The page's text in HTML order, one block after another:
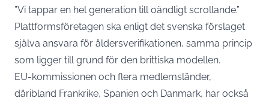
”Vi tappar en hel generation till oändligt scrollande.”
Plattformsföretagen ska enligt det svenska förslaget
själva ansvara för åldersverifikationen, samma princip
som ligger till grund för den brittiska modellen.
EU-kommissionen och flera medlemsländer,
däribland Frankrike, Spanien och Danmark, har också